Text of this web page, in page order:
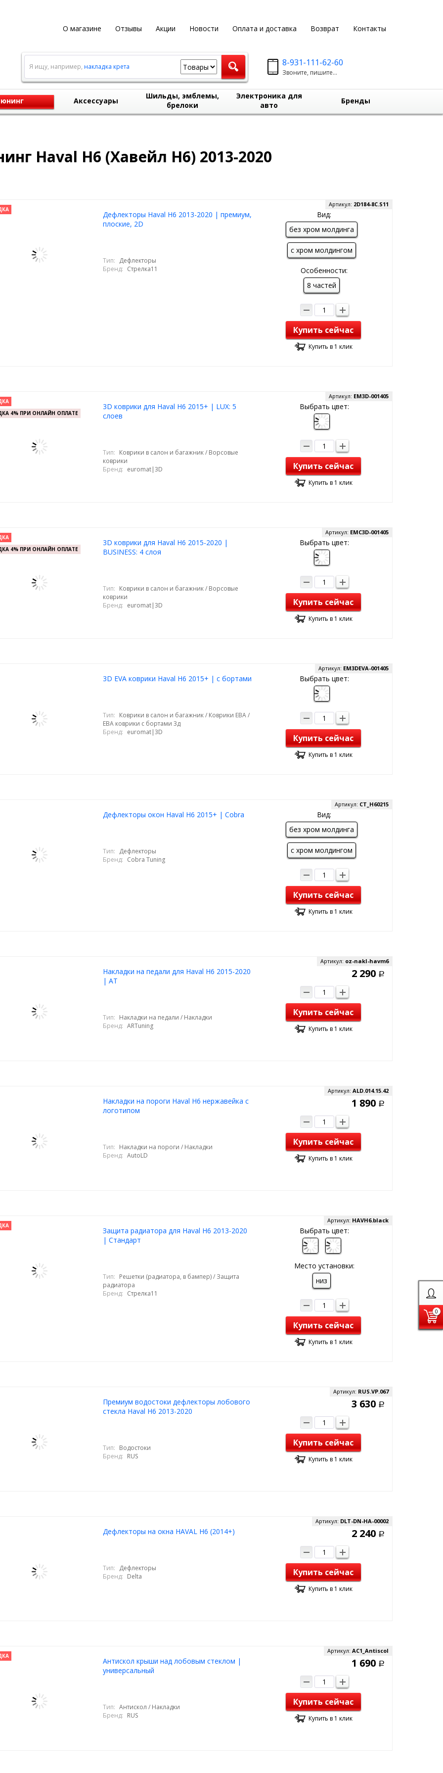
0
О магазине Отзывы Акции Новости Оплата и доставка Возврат Контакты
8-931-111-62-60
Звоните, пишите...
Я ищу, например, накладка крета
Аксессуары
Шильды, эмблемы,
брелоки
Электроника для
авто
Бренды
Haval H6 (Хавейл Н6) 2013-2020
Дефлекторы Haval H6 2013-2020 | премиум,
плоские, 2D
Артикул: 2D184-8C.S11
Тип: Дефлекторы
Бренд: Стрелка11
Вид:
без хром молдинга
с хром молдингом
Особенности:
8 частей
Купить сейчас
Купить в 1 клик
4% ПРИ ОНЛАЙН ОПЛАТЕ
3D коврики для Haval H6 2015+ | LUX: 5
слоев
Артикул: EM3D-001405
Тип: Коврики в салон и багажник / Ворсовые
коврики
Бренд: euromat|3D
Выбрать цвет:
Купить сейчас
Купить в 1 клик
4% ПРИ ОНЛАЙН ОПЛАТЕ
3D коврики для Haval H6 2015-2020 |
BUSINESS: 4 слоя
Артикул: EMC3D-001405
Тип: Коврики в салон и багажник / Ворсовые
коврики
Бренд: euromat|3D
Выбрать цвет:
Купить сейчас
Купить в 1 клик
3D EVA коврики Haval H6 2015+ | с бортами
Артикул: EM3DEVA-001405
Тип: Коврики в салон и багажник / Коврики ЕВА /
ЕВА коврики с бортами 3д
Бренд: euromat|3D
Выбрать цвет:
Купить сейчас
Купить в 1 клик
Дефлекторы окон Haval H6 2015+ | Cobra
Артикул: CT_H60215
Тип: Дефлекторы
Бренд: Cobra Tuning
Вид:
без хром молдинга
с хром молдингом
Купить сейчас
Купить в 1 клик
Накладки на педали для Haval H6 2015-2020
| АТ
Артикул: oz-nakl-havm6
Тип: Накладки на педали / Накладки
Бренд: ARTuning
2 290 Р
Купить сейчас
Купить в 1 клик
Накладки на пороги Haval H6 нержавейка с
логотипом
Артикул: ALD.014.15.42
Тип: Накладки на пороги / Накладки
Бренд: AutoLD
1 890 Р
Купить сейчас
Купить в 1 клик
Защита радиатора для Haval H6 2013-2020
| Стандарт
Артикул: HAVH6.black
Тип: Решетки (радиатора, в бампер) / Защита
радиатора
Бренд: Стрелка11
Выбрать цвет:
Место установки:
низ
Купить сейчас
Купить в 1 клик
Премиум водостоки дефлекторы лобового
стекла Haval H6 2013-2020
Артикул: RUS.VP.067
Тип: Водостоки
Бренд: RUS
3 630 Р
Купить сейчас
Купить в 1 клик
Дефлекторы на окна HAVAL H6 (2014+)
Артикул: DLT-DN-HA-00002
Тип: Дефлекторы
Бренд: Delta
2 240 Р
Купить сейчас
Купить в 1 клик
Антискол крыши над лобовым стеклом |
универсальный
Артикул: AC1_Antiscol
Тип: Антискол / Накладки
Бренд: RUS
1 690 Р
Купить сейчас
Купить в 1 клик